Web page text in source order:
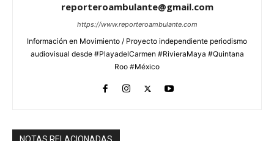
reporteroambulante@gmail.com
https://www.reporteroambulante.com
Información en Movimiento / Proyecto independiente periodismo
audiovisual desde #PlayadelCarmen #RivieraMaya #Quintana
Roo #México